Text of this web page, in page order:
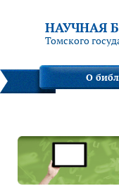
НАУЧНАЯ
Томского
О